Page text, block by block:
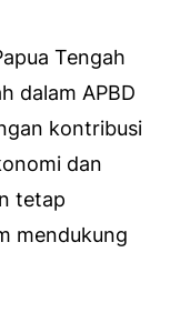
Tengah
dalam APBD
kontribusi
dan
tetap
mendukung